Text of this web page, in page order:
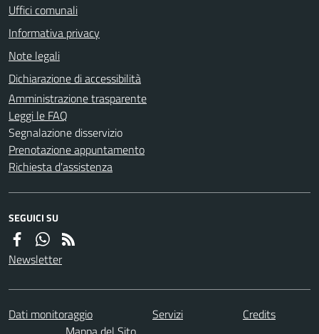
Uffici comunali
Informativa privacy
Note legali
Dichiarazione di accessibilità
Amministrazione trasparente
Leggi le FAQ
Segnalazione disservizio
Prenotazione appuntamento
Richiesta d'assistenza
SEGUICI SU
Newsletter
Dati monitoraggio Servizi
Credits